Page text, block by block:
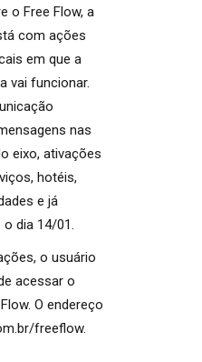
o Free Flow, a
com ações
em que a
vai funcionar.
nas
eixo, ativações
hotéis,
e já
dia 14/01.
o usuário
acessar o
O endereço
freeflow.